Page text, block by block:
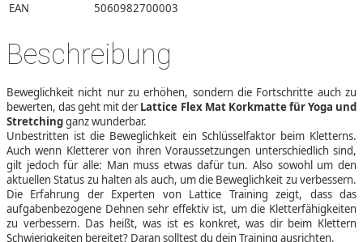
EAN 5060982700003
Beschreibung
Beweglichkeit nicht nur zu erhöhen, sondern die Fortschritte auch zu
bewerten, das geht mit derLattice Flex Mat Korkmatte für Yoga und
Stretchingganz wunderbar.
Unbestritten ist die Beweglichkeit ein Schlüsselfaktor beim Kletterns.
Auch wenn Kletterer von ihren Voraussetzungen unterschiedlich sind,
gilt jedoch für alle: Man muss etwas dafür tun. Also sowohl um den
aktuellen Status zu halten als auch, um die Beweglichkeit zu verbessern.
Die Erfahrung der Experten von Lattice Training zeigt, dass das
aufgabenbezogene Dehnen sehr effektiv ist, um die Kletterfähigkeiten
zu verbessern. Das heißt, was ist es konkret, was dir beim Klettern
Schwierigkeiten bereitet? Daran solltest du dein Training ausrichten.